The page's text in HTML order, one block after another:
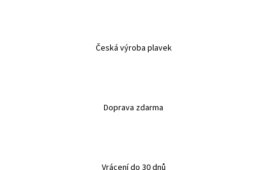
Česká výroba plavek
Doprava zdarma
Vrácení do 30 dnů